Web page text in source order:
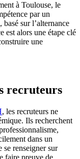
à Toulouse, le
par un
sur l’alternance
est alors une étape clé
une
recruteurs
, les recruteurs ne
Ils recherchent
dans un
renseigner sur